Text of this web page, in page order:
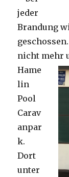
jeder
Brandung
nicht mehr
Hame
lin
Pool
Carav
anpar
k.
Dort
unter